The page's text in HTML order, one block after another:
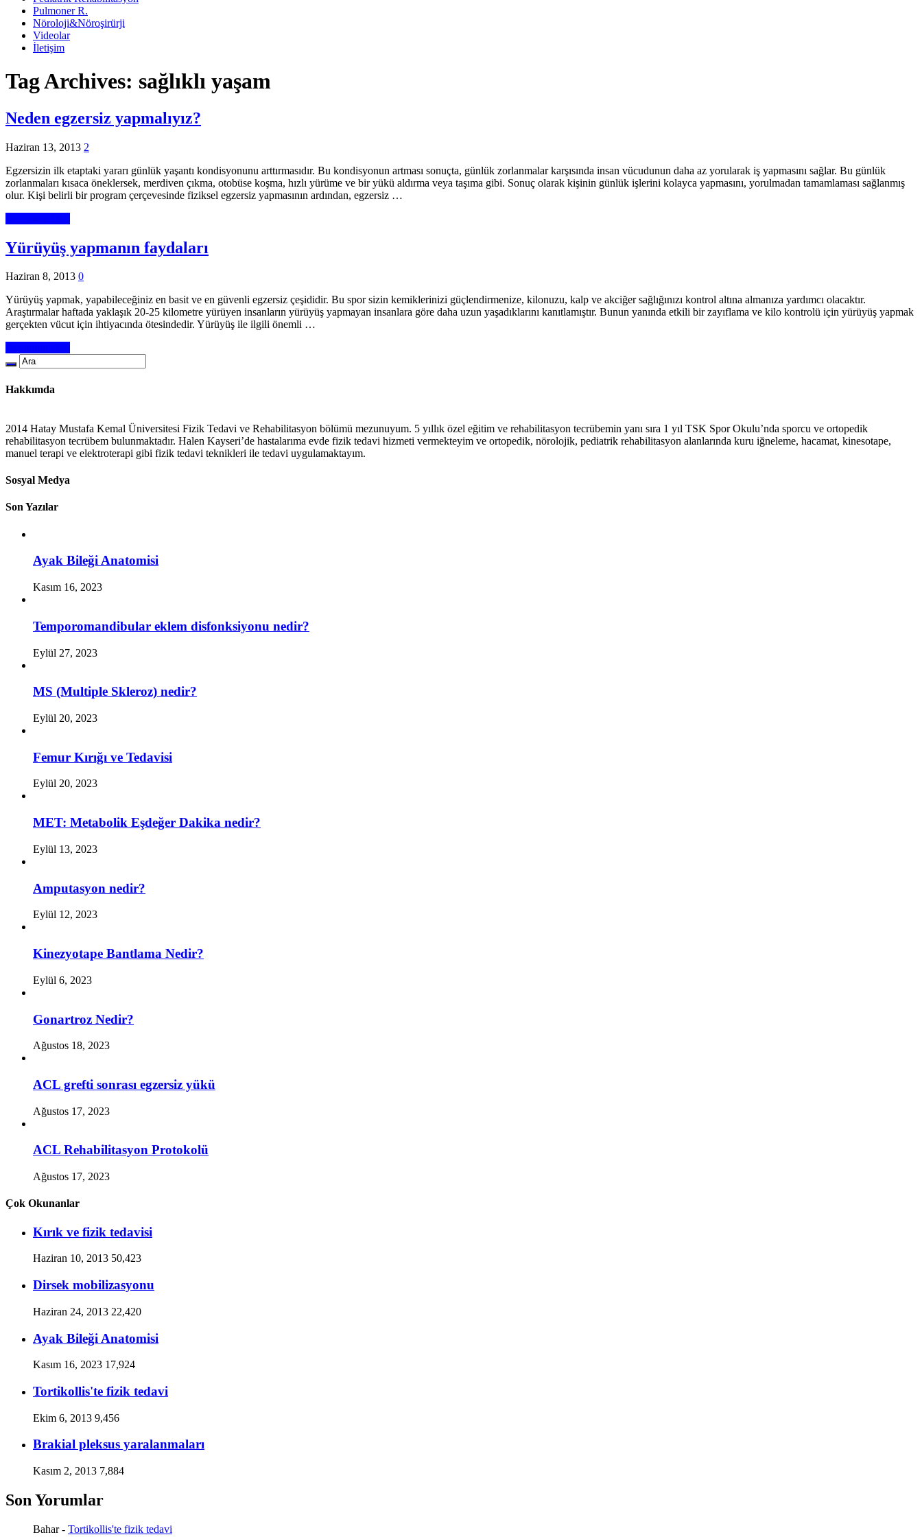
Pulmoner R.
Nöroloji&Nöroşirürji
Videolar
İletişim
Tag Archives: sağlıklı yaşam
Neden egzersiz yapmalıyız?
Haziran 13, 2013 2
Egzersizin ilk etaptaki yararı günlük yaşantı kondisyonunu arttırmasıdır. Bu kondisyonun artması sonuçta, günlük zorlanmalar karşısında insan vücudunun daha az yorularak iş yapmasını sağlar. Bu günlük
zorlanmaları kısaca öneklersek, merdiven çıkma, otobüse koşma, hızlı yürüme ve bir yükü aldırma veya taşıma gibi. Sonuç olarak kişinin günlük işlerini kolayca yapmasını, yorulmadan tamamlaması sağlanmış
olur. Kişi belirli bir program çerçevesinde fiziksel egzersiz yapmasının ardından, egzersiz …
Yürüyüş yapmanın faydaları
Haziran 8, 2013 0
Yürüyüş yapmak, yapabileceğiniz en basit ve en güvenli egzersiz çeşididir. Bu spor sizin kemiklerinizi güçlendirmenize, kilonuzu, kalp ve akciğer sağlığınızı kontrol altına almanıza yardımcı olacaktır.
Araştırmalar haftada yaklaşık 20-25 kilometre yürüyen insanların yürüyüş yapmayan insanlara göre daha uzun yaşadıklarını kanıtlamıştır. Bunun yanında etkili bir zayıflama ve kilo kontrolü için yürüyüş yapmak
gerçekten vücut için ihtiyacında ötesindedir. Yürüyüş ile ilgili önemli …
Hakkımda
2014 Hatay Mustafa Kemal Üniversitesi Fizik Tedavi ve Rehabilitasyon bölümü mezunuyum. 5 yıllık özel eğitim ve rehabilitasyon tecrübemin yanı sıra 1 yıl TSK Spor Okulu’nda sporcu ve ortopedik
rehabilitasyon tecrübem bulunmaktadır. Halen Kayseri’de hastalarıma evde fizik tedavi hizmeti vermekteyim ve ortopedik, nörolojik, pediatrik rehabilitasyon alanlarında kuru iğneleme, hacamat, kinesotape,
manuel terapi ve elektroterapi gibi fizik tedavi teknikleri ile tedavi uygulamaktayım.
Sosyal Medya
Son Yazılar
Ayak Bileği Anatomisi
Kasım 16, 2023
Temporomandibular eklem disfonksiyonu nedir?
Eylül 27, 2023
MS (Multiple Skleroz) nedir?
Eylül 20, 2023
Femur Kırığı ve Tedavisi
Eylül 20, 2023
MET: Metabolik Eşdeğer Dakika nedir?
Eylül 13, 2023
Amputasyon nedir?
Eylül 12, 2023
Kinezyotape Bantlama Nedir?
Eylül 6, 2023
Gonartroz Nedir?
Ağustos 18, 2023
ACL grefti sonrası egzersiz yükü
Ağustos 17, 2023
ACL Rehabilitasyon Protokolü
Ağustos 17, 2023
Çok Okunanlar
Kırık ve fizik tedavisi
Haziran 10, 2013 50,423
Dirsek mobilizasyonu
Haziran 24, 2013 22,420
Ayak Bileği Anatomisi
Kasım 16, 2023 17,924
Tortikollis'te fizik tedavi
Ekim 6, 2013 9,456
Brakial pleksus yaralanmaları
Kasım 2, 2013 7,884
Son Yorumlar
Bahar- Tortikollis'te fizik tedavi